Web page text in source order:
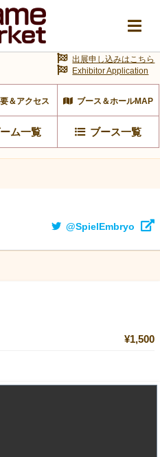
＆アクセス ブース＆ホールMAP
ム一覧 ブース一覧
出展申し込みはこちら
Exhibitor Application
@SpielEmbryo
¥1,500